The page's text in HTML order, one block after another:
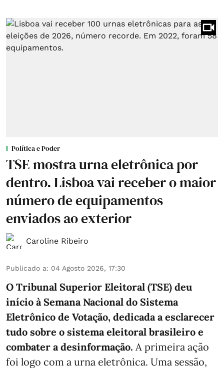
Política e Poder
TSE mostra urna eletrônica por
dentro. Lisboa vai receber o maior
número de equipamentos
enviados ao exterior
Caroline Ribeiro
Publicado a: 04 Agosto 2026, 17:30
O Tribunal Superior Eleitoral (TSE) deu
início à Semana Nacional do Sistema
Eletrônico de Votação, dedicada a esclarecer
tudo sobre o sistema eleitoral brasileiro e
combater a desinformação. A primeira ação
foi logo com a urna eletrônica. Uma sessão,